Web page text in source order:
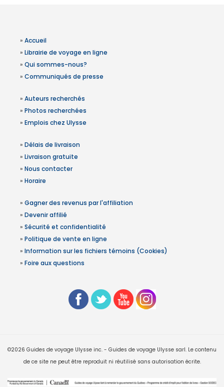
» Accueil
» Librairie de voyage en ligne
» Qui sommes-nous?
» Communiqués de presse
» Auteurs recherchés
» Photos recherchées
» Emplois chez Ulysse
» Délais de livraison
» Livraison gratuite
» Nous contacter
» Horaire
» Gagner des revenus par l'affiliation
» Devenir affilié
» Sécurité et confidentialité
» Politique de vente en ligne
» Information sur les fichiers témoins (Cookies)
» Foire aux questions
©2026 Guides de voyage Ulysse inc. - Guides de voyage Ulysse sarl. Le contenu
de ce site ne peut être reproduit ni réutilisé sans autorisation écrite.